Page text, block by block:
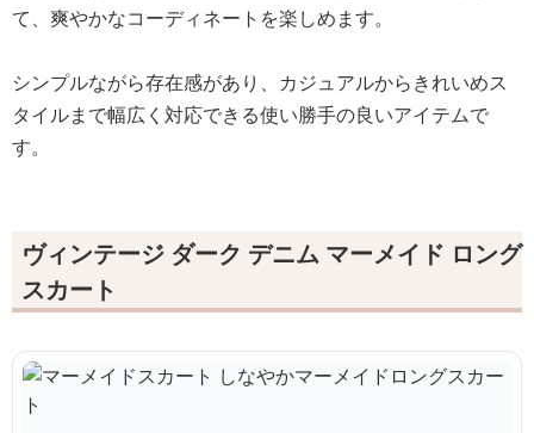
て、爽やかなコーディネートを楽しめます。
シンプルながら存在感があり、カジュアルからきれいめス
タイルまで幅広く対応できる使い勝手の良いアイテムで
す。
ヴィンテージ ダーク デニム マーメイド ロング
スカート